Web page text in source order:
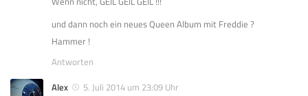
und dann noch ein neues Queen Album mit Freddie ?
Hammer !
Antworten
Alex
5. Juli 2014 um 23:09 Uhr